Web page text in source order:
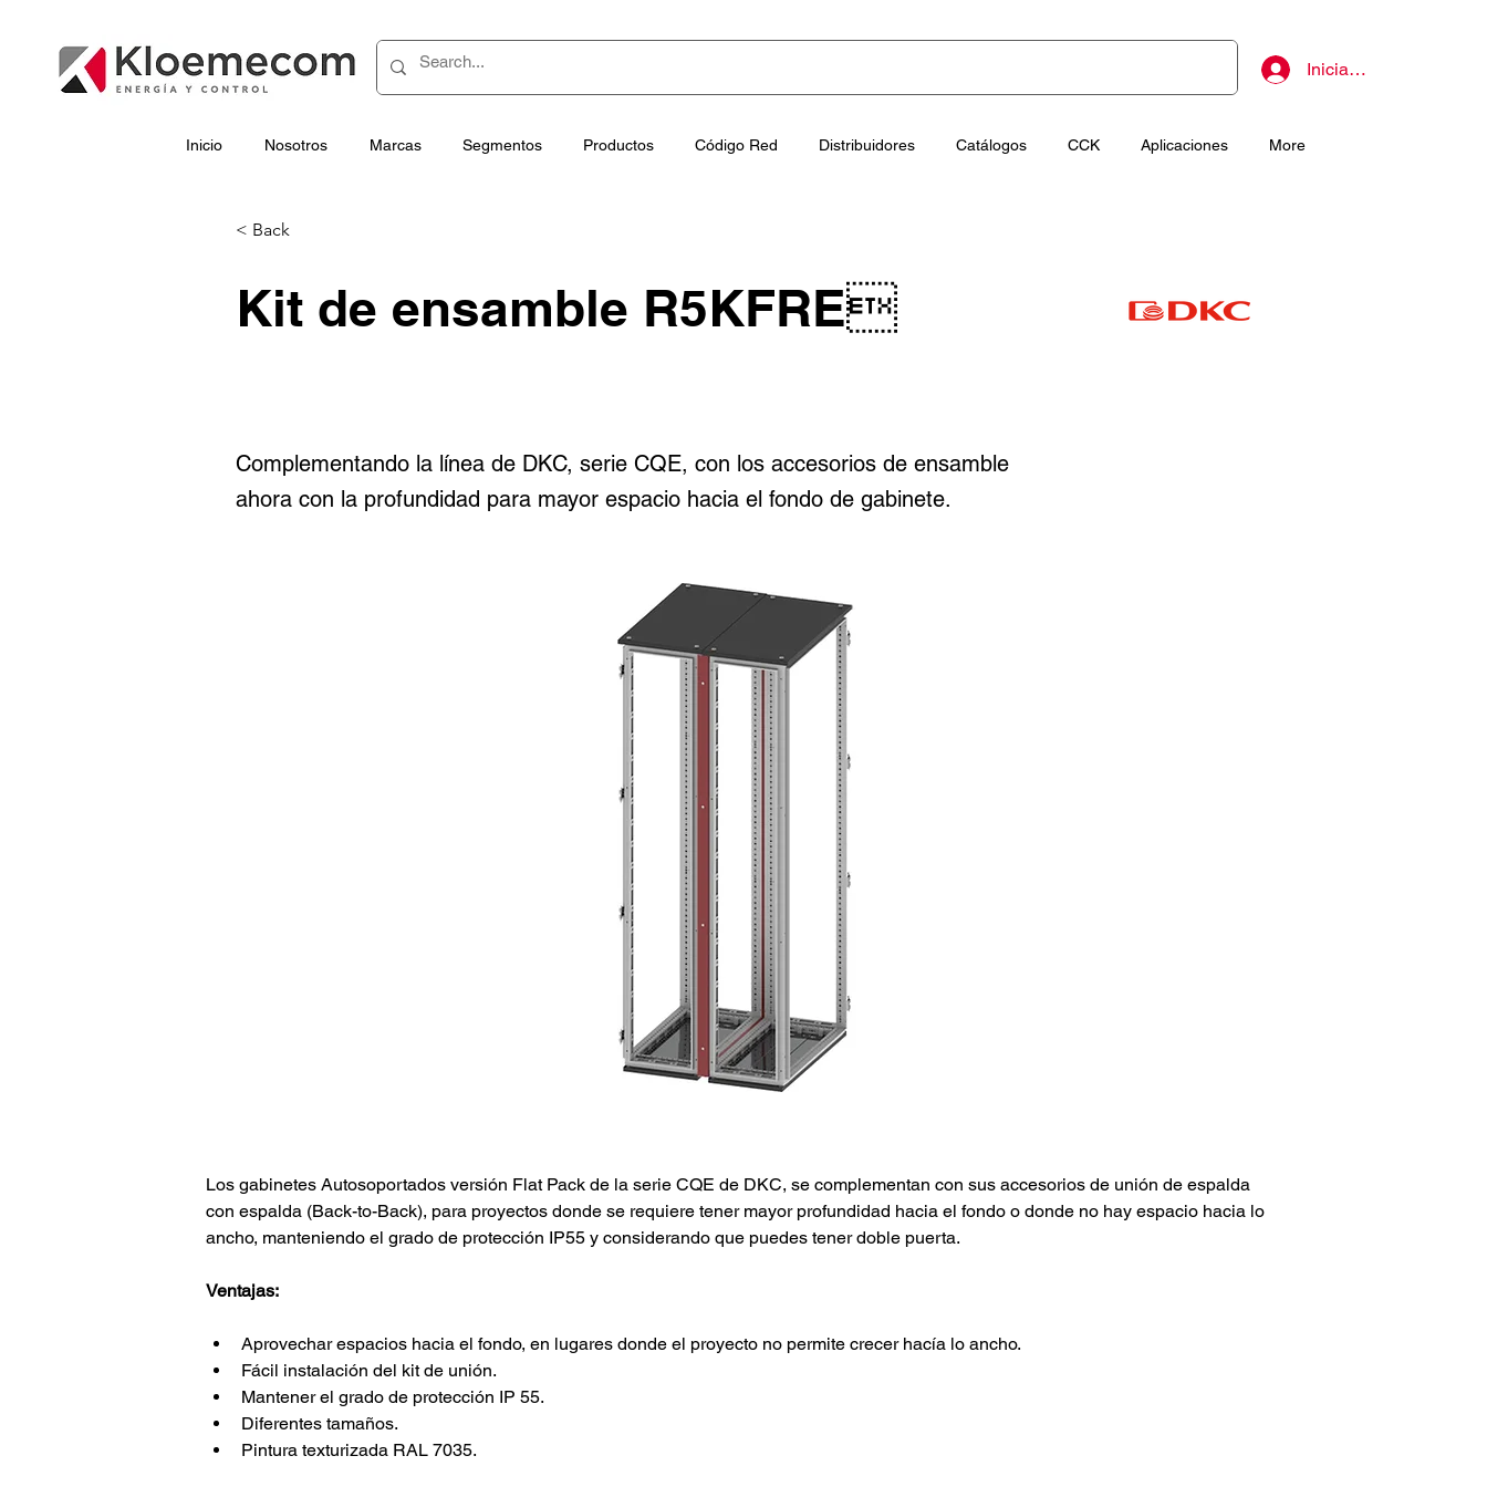
Iniciar sesión
Inicio Nosotros Marcas Segmentos Productos Código Red Distribuidores Catálogos CCK Aplicaciones More
< Back
Kit de ensamble R5KFRE
Complementando la línea de DKC, serie CQE, con los accesorios de ensamble
ahora con la profundidad para mayor espacio hacia el fondo de gabinete.
Los gabinetes Autosoportados versión Flat Pack de la serie CQE de DKC, se complementan con sus accesorios de unión de espalda
con espalda (Back-to-Back), para proyectos donde se requiere tener mayor profundidad hacia el fondo o donde no hay espacio hacia lo
ancho, manteniendo el grado de protección IP55 y considerando que puedes tener doble puerta.
Ventajas:
Aprovechar espacios hacia el fondo, en lugares donde el proyecto no permite crecer hacía lo ancho.
Fácil instalación del kit de unión.
Mantener el grado de protección IP 55.
Diferentes tamaños.
Pintura texturizada RAL 7035.